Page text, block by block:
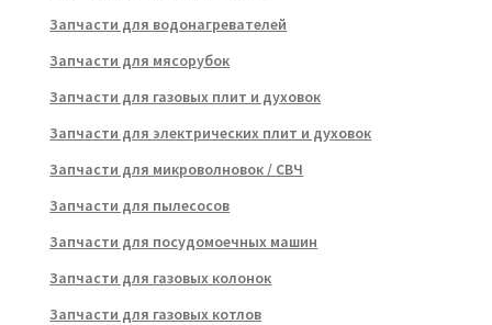
Запчасти для водонагревателей
Запчасти для мясорубок
Запчасти для газовых плит и духовок
Запчасти для электрических плит и духовок
Запчасти для микроволновок / СВЧ
Запчасти для пылесосов
Запчасти для посудомоечных машин
Запчасти для газовых колонок
Запчасти для газовых котлов